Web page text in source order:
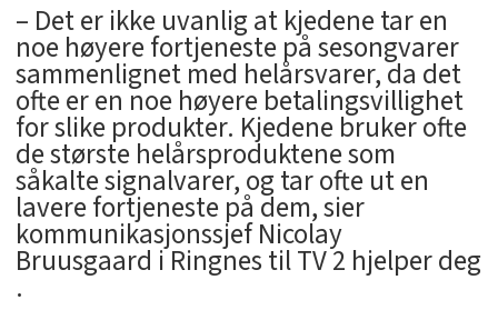
– Det er ikke uvanlig at kjedene tar en
noe høyere fortjeneste på sesongvarer
sammenlignet med helårsvarer, da det
ofte er en noe høyere betalingsvillighet
for slike produkter. Kjedene bruker ofte
de største helårsproduktene som
såkalte signalvarer, og tar ofte ut en
lavere fortjeneste på dem, sier
kommunikasjonssjef Nicolay
Bruusgaard i Ringnes til TV 2 hjelper deg
.